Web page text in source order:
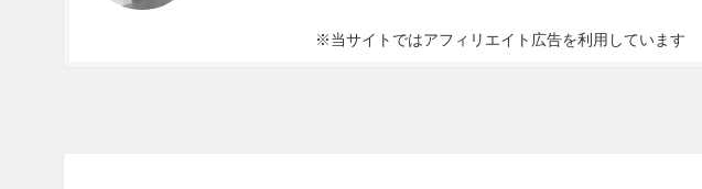
※当サイトではアフィリエイト広告を利用しています